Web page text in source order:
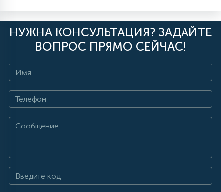
НУЖНА КОНСУЛЬТАЦИЯ? ЗАДАЙТЕ
ВОПРОС ПРЯМО СЕЙЧАС!